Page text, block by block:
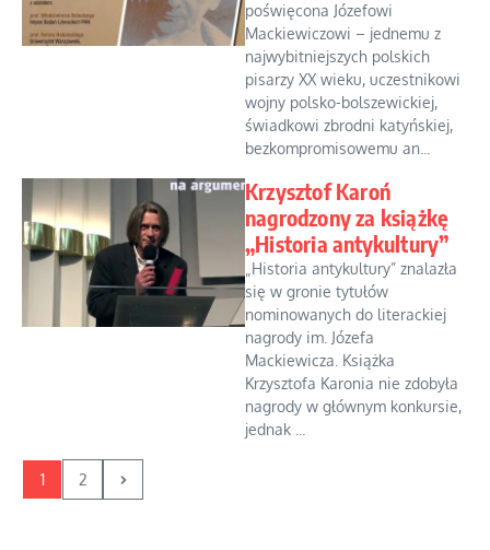
poświęcona Józefowi
Mackiewiczowi – jednemu z
najwybitniejszych polskich
pisarzy XX wieku, uczestnikowi
wojny polsko-bolszewickiej,
świadkowi zbrodni katyńskiej,
bezkompromisowemu an...
Krzysztof Karoń
nagrodzony za książkę
„Historia antykultury”
„Historia antykultury” znalazła
się w gronie tytułów
nominowanych do literackiej
nagrody im. Józefa
Mackiewicza. Książka
Krzysztofa Karonia nie zdobyła
nagrody w głównym konkursie,
jednak ...
1 2